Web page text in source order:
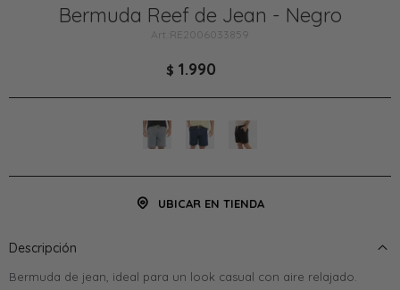
Bermuda Reef de Jean - Negro
RE2006033859
$ 1.990
UBICAR EN TIENDA
Descripción
Bermuda de jean, ideal para un look casual con aire relajado.